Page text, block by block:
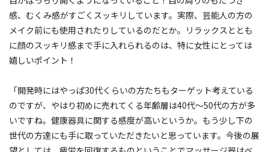
感、むくみ感がすごくスッキリしています。実際、芸能人の方の
メイク前にも使用されたりしているのだとか。リラックスととも
に顔のスッキリ感まで手に入れられるのは、特に女性にとっては
嬉しいポイント！
「開発時にはやっぱ30代くらいの方たちもターゲット考えている
のですが、やはり初めに売れてくる年齢層は40代〜50代の方が多
いですね。健康器具に関する感度が高いというか。もう少し下の
世代の方達にも手に取っていただきたいと思っています。今後の展